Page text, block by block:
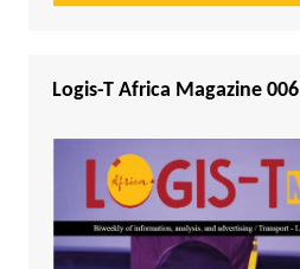
Logis-T Africa Magazine 006